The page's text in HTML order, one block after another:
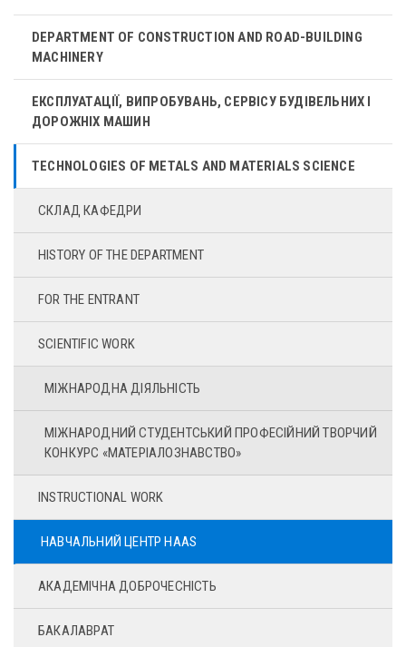
DEPARTMENT OF CONSTRUCTION AND ROAD-BUILDING
MACHINERY
ЕКСПЛУАТАЦІЇ, ВИПРОБУВАНЬ, СЕРВІСУ БУДІВЕЛЬНИХ І
ДОРОЖНІХ МАШИН
TECHNOLOGIES OF METALS AND MATERIALS SCIENCE
СКЛАД КАФЕДРИ
HISTORY OF THE DEPARTMENT
FOR THE ENTRANT
SCIENTIFIC WORK
МІЖНАРОДНА ДІЯЛЬНІСТЬ
МІЖНАРОДНИЙ СТУДЕНТСЬКИЙ ПРОФЕСІЙНИЙ ТВОРЧИЙ
КОНКУРС «МАТЕРІАЛОЗНАВСТВО»
INSTRUCTIONAL WORK
НАВЧАЛЬНИЙ ЦЕНТР HAAS
АКАДЕМІЧНА ДОБРОЧЕСНІСТЬ
БАКАЛАВРАТ